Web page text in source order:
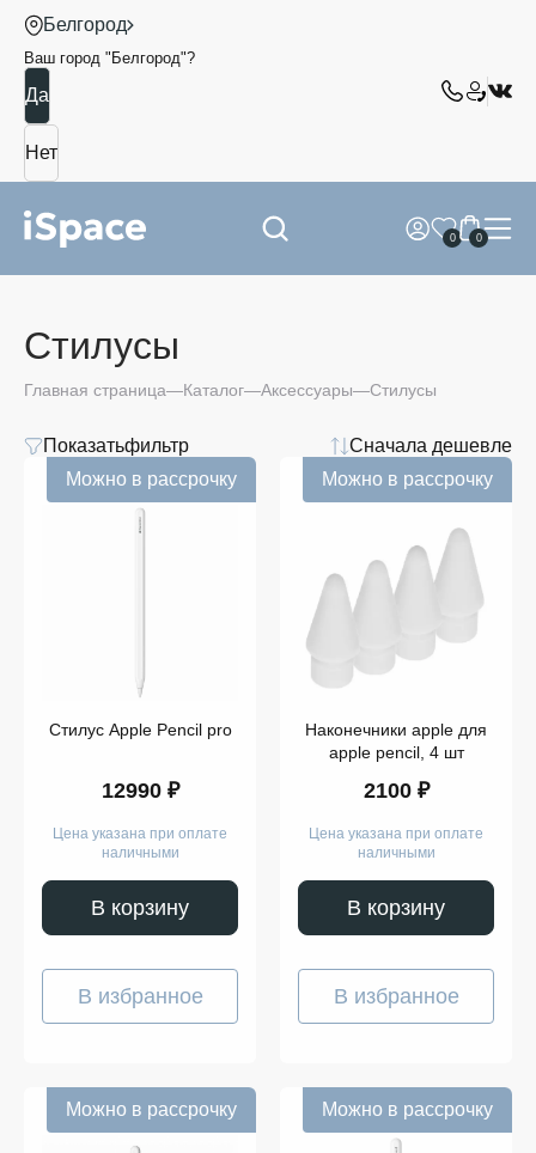
Белгород
Ваш город " Белгород"?
0 0
Стилусы
Главная страница Каталог Аксессуары Стилусы
Показатьфильтр
Сначала дешевле
Можно в рассрочку
Стилус Apple Pencil pro
12990 ₽
Цена указана при оплате
наличными
В корзину
В избранное
Можно в рассрочку
Наконечники apple для
apple pencil, 4 шт
2100 ₽
Цена указана при оплате
наличными
В корзину
В избранное
Можно в рассрочку Можно в рассрочку